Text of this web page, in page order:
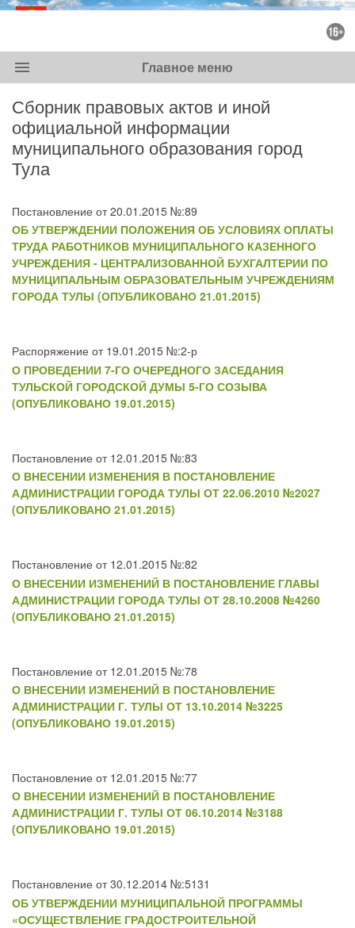
menu Главное меню
Сборник правовых актов и иной
официальной информации
муниципального образования город
Тула
Постановление от 20.01.2015 №:89
ОБ УТВЕРЖДЕНИИ ПОЛОЖЕНИЯ ОБ УСЛОВИЯХ ОПЛАТЫ
ТРУДА РАБОТНИКОВ МУНИЦИПАЛЬНОГО КАЗЕННОГО
УЧРЕЖДЕНИЯ - ЦЕНТРАЛИЗОВАННОЙ БУХГАЛТЕРИИ ПО
МУНИЦИПАЛЬНЫМ ОБРАЗОВАТЕЛЬНЫМ УЧРЕЖДЕНИЯМ
ГОРОДА ТУЛЫ (ОПУБЛИКОВАНО 21.01.2015)
Распоряжение от 19.01.2015 №:2-р
О ПРОВЕДЕНИИ 7-ГО ОЧЕРЕДНОГО ЗАСЕДАНИЯ
ТУЛЬСКОЙ ГОРОДСКОЙ ДУМЫ 5-ГО СОЗЫВА
(ОПУБЛИКОВАНО 19.01.2015)
Постановление от 12.01.2015 №:83
О ВНЕСЕНИИ ИЗМЕНЕНИЯ В ПОСТАНОВЛЕНИЕ
АДМИНИСТРАЦИИ ГОРОДА ТУЛЫ ОТ 22.06.2010 №2027
(ОПУБЛИКОВАНО 21.01.2015)
Постановление от 12.01.2015 №:82
О ВНЕСЕНИИ ИЗМЕНЕНИЙ В ПОСТАНОВЛЕНИЕ ГЛАВЫ
АДМИНИСТРАЦИИ ГОРОДА ТУЛЫ ОТ 28.10.2008 №4260
(ОПУБЛИКОВАНО 21.01.2015)
Постановление от 12.01.2015 №:78
О ВНЕСЕНИИ ИЗМЕНЕНИЙ В ПОСТАНОВЛЕНИЕ
АДМИНИСТРАЦИИ Г. ТУЛЫ ОТ 13.10.2014 №3225
(ОПУБЛИКОВАНО 19.01.2015)
Постановление от 12.01.2015 №:77
О ВНЕСЕНИИ ИЗМЕНЕНИЙ В ПОСТАНОВЛЕНИЕ
АДМИНИСТРАЦИИ Г. ТУЛЫ ОТ 06.10.2014 №3188
(ОПУБЛИКОВАНО 19.01.2015)
Постановление от 30.12.2014 №:5131
ОБ УТВЕРЖДЕНИИ МУНИЦИПАЛЬНОЙ ПРОГРАММЫ
«ОСУЩЕСТВЛЕНИЕ ГРАДОСТРОИТЕЛЬНОЙ